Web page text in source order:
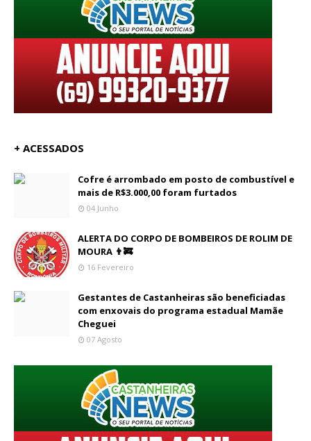
+ ACESSADOS
Cofre é arrombado em posto de combustível e
mais de R$3.000,00 foram furtados
04 Junho
ALERTA DO CORPO DE BOMBEIROS DE ROLIM DE
MOURA 👨‍🚒
16 Fevereiro
Gestantes de Castanheiras são beneficiadas
com enxovais do programa estadual Mamãe
Cheguei
07 Agosto